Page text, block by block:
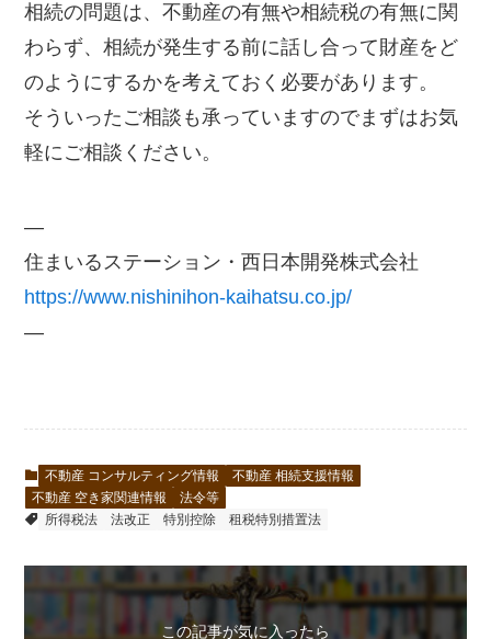
相続の問題は、不動産の有無や相続税の有無に関
わらず、相続が発生する前に話し合って財産をど
のようにするかを考えておく必要があります。
そういったご相談も承っていますのでまずはお気
軽にご相談ください。
—
住まいるステーション・西日本開発株式会社
https://www.nishinihon-kaihatsu.co.jp/
—
不動産 コンサルティング情報
不動産 相続支援情報
不動産 空き家関連情報
法令等
所得税法
法改正 特別控除 租税特別措置法
この記事が気に入ったら